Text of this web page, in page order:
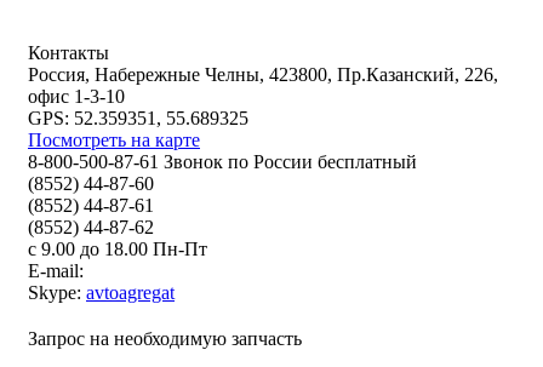
Контакты
Россия, Набережные Челны, 423800, Пр.Казанский, 226,
офис 1-3-10
GPS: 52.359351, 55.689325
Посмотреть на карте
8-800-500-87-61 Звонок по России бесплатный
(8552) 44-87-60
(8552) 44-87-61
(8552) 44-87-62
с 9.00 до 18.00 Пн-Пт
E-mail:
Skype: avtoagregat
Запрос на необходимую запчасть